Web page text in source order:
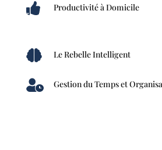
 Productivité à Domicile
 Le Rebelle Intelligent
 Gestion du Temps et